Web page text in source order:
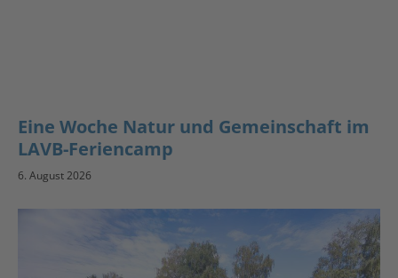
Eine Woche Natur und Gemeinschaft im
LAVB-Feriencamp
6. August 2026